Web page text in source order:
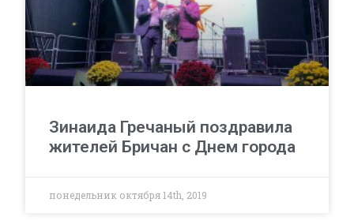
Зинаида Гречаный поздравила
жителей Бричан с Днем города
понедельник октября 14th, 2019